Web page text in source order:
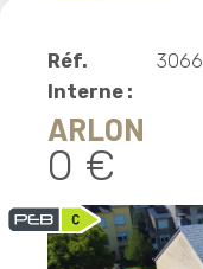
Réf.
Interne :
3066
ARLON
0 €